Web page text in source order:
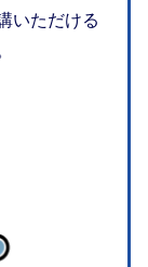
いただける